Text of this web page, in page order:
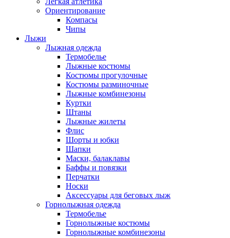
Ориентирование
Компасы
Чипы
Лыжи
Лыжная одежда
Термобелье
Лыжные костюмы
Костюмы прогулочные
Костюмы разминочные
Лыжные комбинезоны
Куртки
Штаны
Лыжные жилеты
Флис
Шорты и юбки
Шапки
Маски, балаклавы
Баффы и повязки
Перчатки
Носки
Аксессуары для беговых лыж
Горнолыжная одежда
Термобелье
Горнолыжные костюмы
Горнолыжные комбинезоны